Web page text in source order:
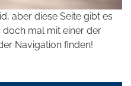
aber diese Seite gibt es
doch mal mit einer der
Navigation finden!